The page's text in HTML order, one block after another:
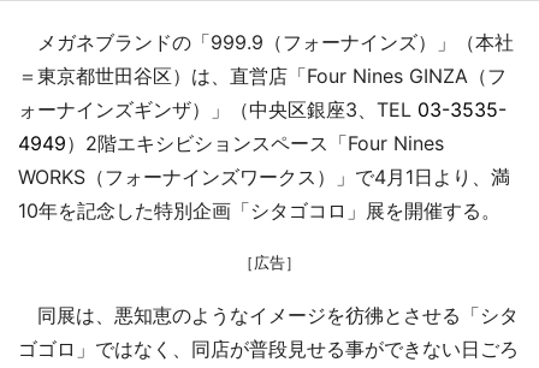
メガネブランドの「999.9（フォーナインズ）」（本社
＝東京都世田谷区）は、直営店「Four Nines GINZA（フ
ォーナインズギンザ）」（中央区銀座3、TEL 03-3535-
4949）2階エキシビションスペース「Four Nines
WORKS（フォーナインズワークス）」で4月1日より、満
10年を記念した特別企画「シタゴコロ」展を開催する。
［広告］
同展は、悪知恵のようなイメージを彷彿とさせる「シタ
ゴゴロ」ではなく、同店が普段見せる事ができない日ごろ